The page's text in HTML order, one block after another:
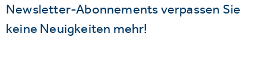
Newsletter-Abonnements verpassen Sie
keine Neuigkeiten mehr!